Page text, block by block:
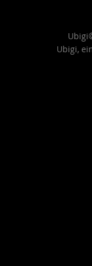
Ubigi,